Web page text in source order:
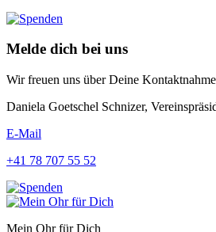
Melde dich bei uns
Wir freuen uns über Deine
Daniela Goetschel Schnizer,
E-Mail
+41 78 707 55 52
Mein Ohr für Dich